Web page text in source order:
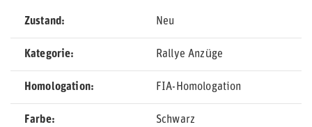
Zustand Neu
Kategorie Rallye Anzüge
Homologation FIA-Homologation
Farbe Schwarz